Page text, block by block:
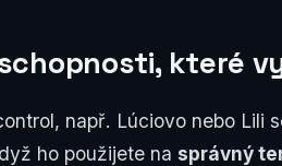
které
např. Lúciovo nebo Lili
ho použijete na správný